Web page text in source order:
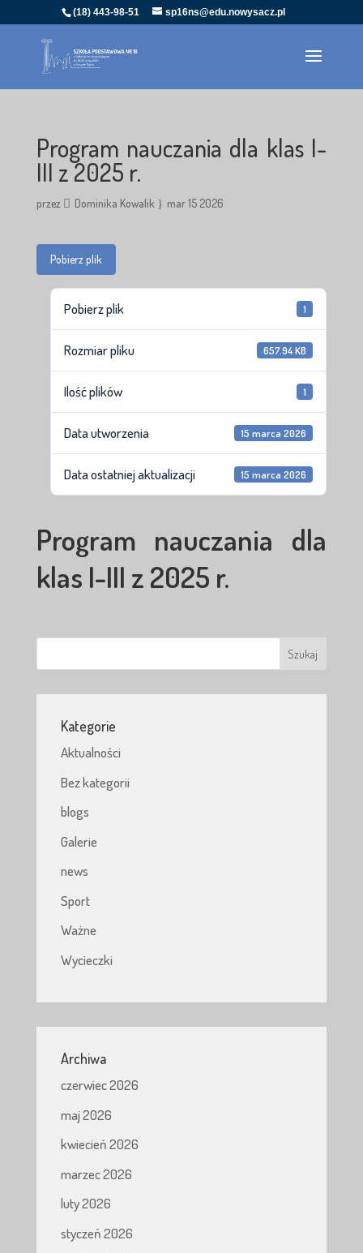
(18) 443-98-51 sp16ns@edu.nowysacz.pl
Program nauczania dla klas I-
III z 2025 r.
przez Dominika Kowalik mar 15 2026
Pobierz plik
Pobierz plik 1
Rozmiar pliku 657.94 KB
Ilość plików 1
Data utworzenia 15 marca 2026
Data ostatniej aktualizacji 15 marca 2026
Program nauczania dla
klas I-III z 2025 r.
Kategorie
Aktualności
Bez kategorii
blogs
Galerie
news
Sport
Ważne
Wycieczki
Archiwa
czerwiec 2026
maj 2026
kwiecień 2026
marzec 2026
luty 2026
styczeń 2026